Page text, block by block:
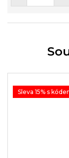
Sleva 15% s